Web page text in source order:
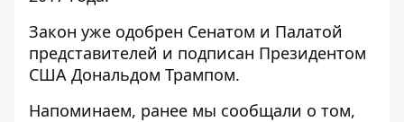
Закон уже одобрен Сенатом и Палатой
представителей и подписан Президентом
США Дональдом Трампом.
Напоминаем, ранее мы сообщали о том,